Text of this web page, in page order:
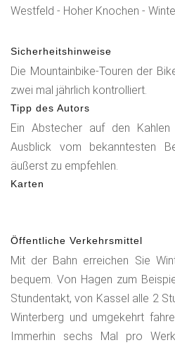
Westfeld - Hoher Knochen -
Sicherheitshinweise
Die Mountainbike-Touren der
zwei mal jährlich kontrolliert.
Tipp des Autors
Ein Abstecher auf den
Ausblick vom bekanntesten
äußerst zu empfehlen.
Karten
Öffentliche Verkehrsmittel
Mit der Bahn erreichen Sie
bequem. Von Hagen zum
Stundentakt, von Kassel alle 2
Winterberg und umgekehrt
Immerhin sechs Mal pro